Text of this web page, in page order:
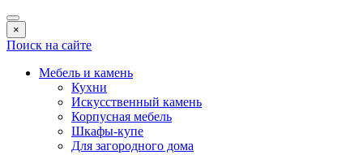
×
Поиск на сайте
Мебель и камень
Кухни
Искусственный камень
Корпусная мебель
Шкафы-купе
Для загородного дома